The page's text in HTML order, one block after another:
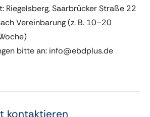
Riegelsberg, Saarbrücker Straße 22
Vereinbarung (z. B. 10–20
bitte an: info@ebdplus.de
kontaktieren